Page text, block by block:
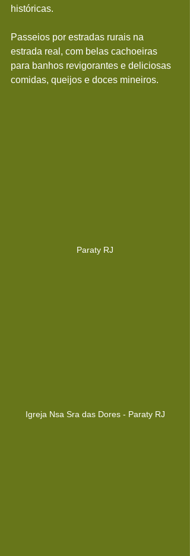
históricas.
Passeios por estradas rurais na
estrada real, com belas cachoeiras
para banhos revigorantes e deliciosas
comidas, queijos e doces mineiros.
Paraty RJ
Igreja Nsa Sra das Dores - Paraty RJ